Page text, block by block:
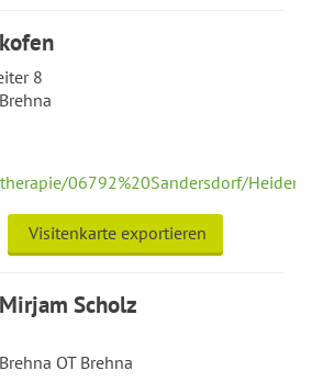
8
06792%20Sandersdorf/
Visitenkarte exportieren
Scholz
OT Brehna